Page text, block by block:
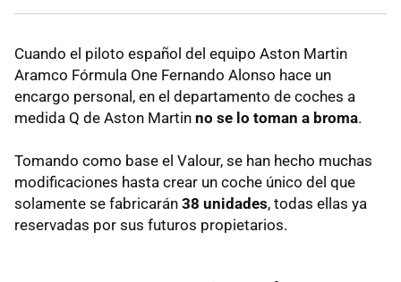
Cuando el piloto español del equipo Aston Martin
Aramco Fórmula One Fernando Alonso hace un
encargo personal, en el departamento de coches a
medida Q de Aston Martin no se lo toman a broma.
Tomando como base el Valour, se han hecho muchas
modificaciones hasta crear un coche único del que
solamente se fabricarán 38 unidades, todas ellas ya
reservadas por sus futuros propietarios.